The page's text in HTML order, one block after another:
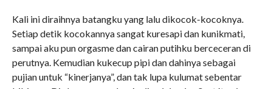
Kali ini diraihnya batangku yang lalu dikocok-kocoknya.
Setiap detik kocokannya sangat kuresapi dan kunikmati,
sampai aku pun orgasme dan cairan putihku berceceran di
perutnya. Kemudian kukecup pipi dan dahinya sebagai
pujian untuk “kinerjanya”, dan tak lupa kulumat sebentar